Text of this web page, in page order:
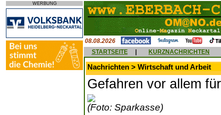
WERBUNG
08.08.2026
STARTSEITE
KURZNACHRICHTEN
Nachrichten > Wirtschaft und Arbeit
Gefahren vor allem
(Foto: Sparkasse)